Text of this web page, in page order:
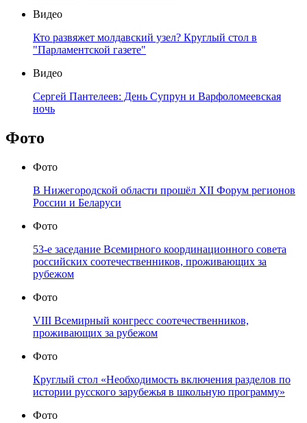
Видео
Кто развяжет молдавский узел? Круглый стол в
"Парламентской газете"
Видео
Сергей Пантелеев: День Супрун и Варфоломеевская
ночь
Фото
Фото
В Нижегородской области прошёл XII Форум регионов
России и Беларуси
Фото
53-е заседание Всемирного координационного совета
российских соотечественников, проживающих за
рубежом
Фото
VIII Всемирный конгресс соотечественников,
проживающих за рубежом
Фото
Круглый стол «Необходимость включения разделов по
истории русского зарубежья в школьную программу»
Фото